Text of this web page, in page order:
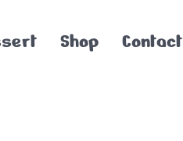
Shop Contact